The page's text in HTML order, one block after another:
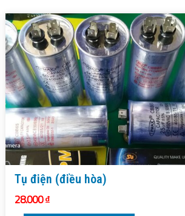
Tụ điện (điều hòa)
28.000₫